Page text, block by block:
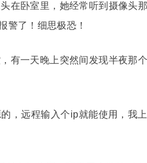
在卧室里，她经常听到摄像头
警了！细思极恐！
有一天晚上突然间发现半夜那
，远程输入个ip就能使用，我